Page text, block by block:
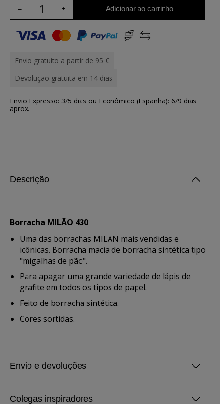
Adicionar ao carrinho
Envio gratuito a partir de 95 €
Devolução gratuita em 14 dias
Envio Expresso: 3/5 dias ou Econômico (Espanha): 6/9 dias
aprox.
Descrição
Borracha MILÃO 430
Uma das borrachas MILAN mais vendidas e
icônicas. Borracha macia de borracha sintética tipo
"migalhas de pão".
Para apagar uma grande variedade de lápis de
grafite em todos os tipos de papel.
Feito de borracha sintética.
Cores sortidas.
Envio e devoluções
Colegas inspiradores